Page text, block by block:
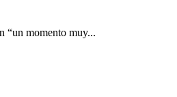
“un momento muy...